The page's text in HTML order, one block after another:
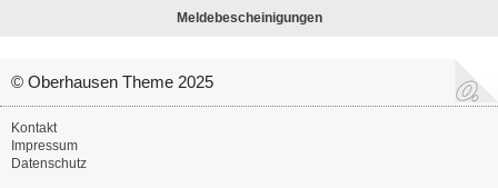
Meldebescheinigungen
© Oberhausen Theme 2025
Kontakt
Impressum
Datenschutz